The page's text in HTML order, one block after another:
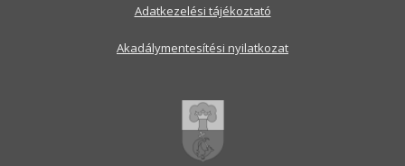
Adatkezelési tájékoztató
Akadálymentesítési nyilatkozat